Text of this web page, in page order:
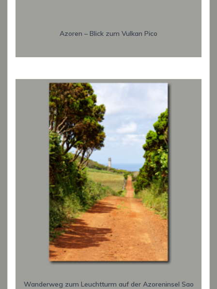
Azoren – Blick zum Vulkan Pico
Wanderweg zum Leuchtturm auf der Azoreninsel Sao